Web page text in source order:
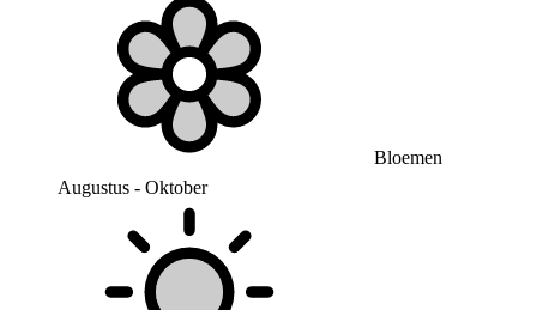
Bloemen
Augustus - Oktober